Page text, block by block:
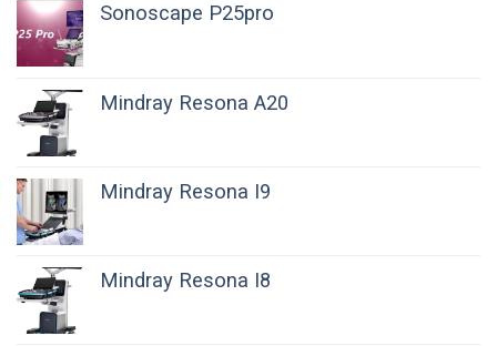
Sonoscape P25pro
Mindray Resona A20
Mindray Resona I9
Mindray Resona I8